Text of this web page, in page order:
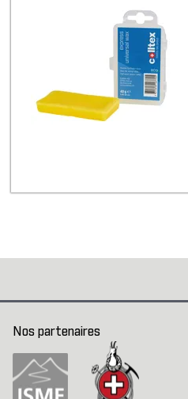
Nos partenaires